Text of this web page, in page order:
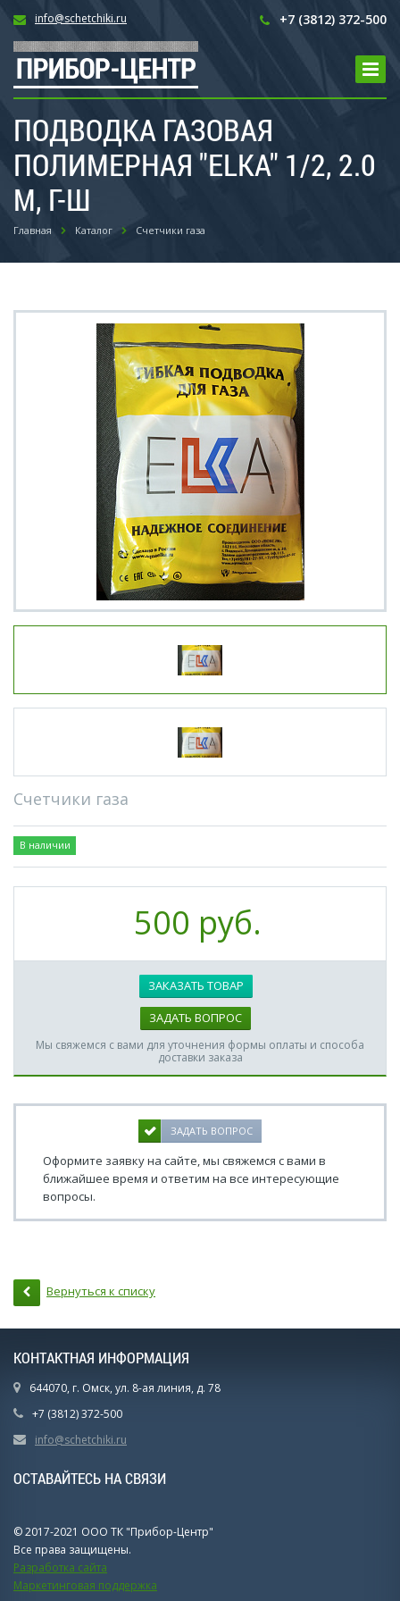
+7 (3812) 372-500
info@schetchiki.ru
ПОДВОДКА ГАЗОВАЯ
ПОЛИМЕРНАЯ "ELKA" 1/2, 2.0
М, Г-Ш
Главная Каталог Счетчики газа
Счетчики газа
В наличии
500 руб.
ЗАКАЗАТЬ ТОВАР
ЗАДАТЬ ВОПРОС
Мы свяжемся с вами для уточнения формы оплаты и способа
доставки заказа
ЗАДАТЬ ВОПРОС
Оформите заявку на сайте, мы свяжемся с вами в
ближайшее время и ответим на все интересующие
вопросы.
Вернуться к списку
КОНТАКТНАЯ ИНФОРМАЦИЯ
644070, г. Омск, ул. 8-ая линия, д. 78
+7 (3812) 372-500
info@schetchiki.ru
ОСТАВАЙТЕСЬ НА СВЯЗИ
© 2017-2021 ООО ТК "Прибор-Центр"
Все права защищены.
Разработка сайта
Маркетинговая поддержка